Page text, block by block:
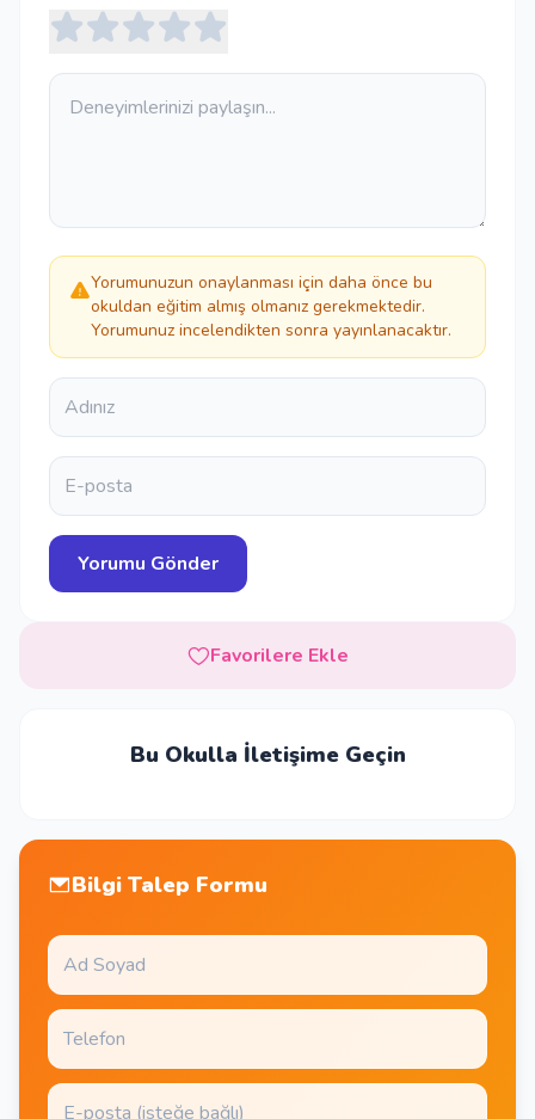
Yorumunuzun onaylanması için daha önce bu
okuldan eğitim almış olmanız gerekmektedir.
Yorumunuz incelendikten sonra yayınlanacaktır.
Favorilere Ekle
Bu Okulla İletişime Geçin
Bilgi Talep Formu